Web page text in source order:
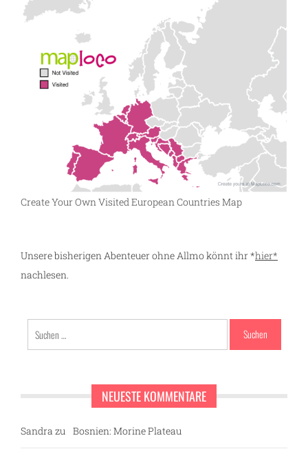
Create Your Own Visited European Countries Map
Unsere bisherigen Abenteuer ohne Allmo könnt ihr *hier*
nachlesen.
nach:
NEUESTE KOMMENTARE
Sandra zu Bosnien: Morine Plateau